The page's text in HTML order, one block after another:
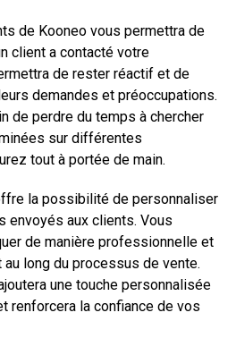
de Kooneo vous permettra de
client a contacté votre
de rester réactif et de
demandes et préoccupations.
de perdre du temps à chercher
sur différentes
tout à portée de main.
la possibilité de personnaliser
envoyés aux clients. Vous
de manière professionnelle et
long du processus de vente.
une touche personnalisée
renforcera la confiance de vos